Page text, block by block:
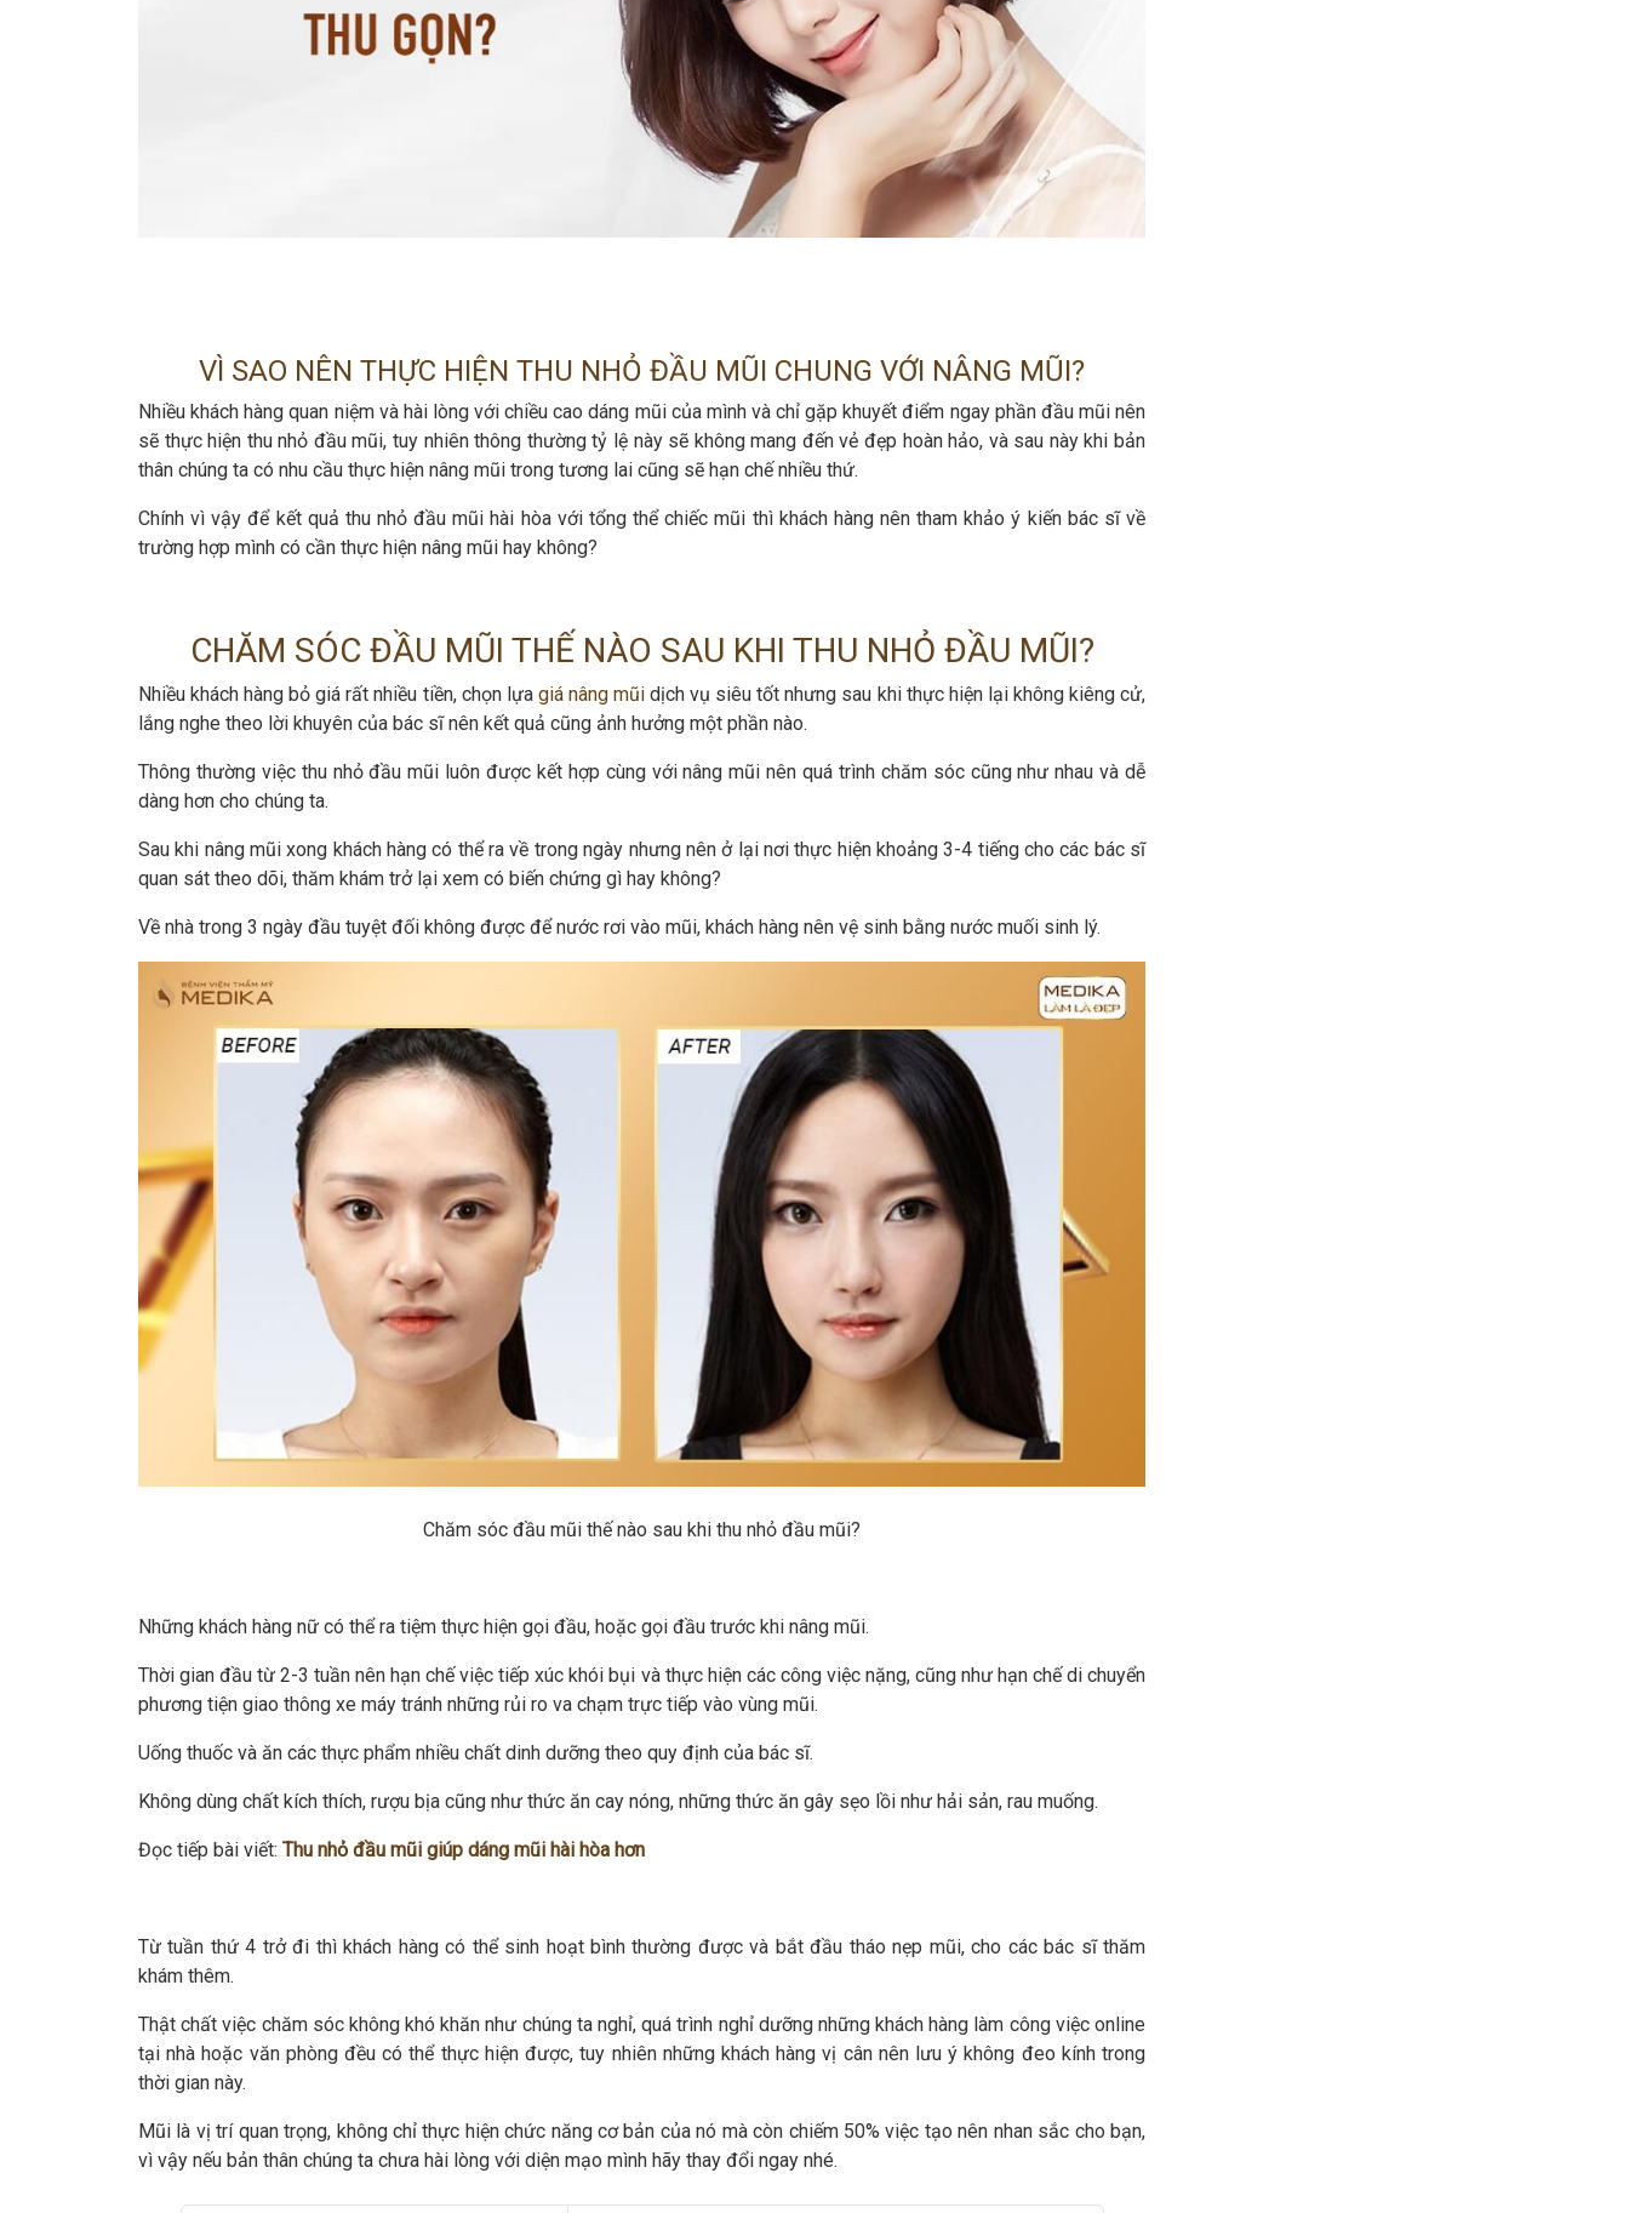
VÌ SAO NÊN THỰC HIỆN THU NHỎ ĐẦU MŨI CHUNG VỚI NÂNG MŨI?
Nhiều khách hàng quan niệm và hài lòng với chiều cao dáng mũi của mình và chỉ gặp khuyết điểm ngay phần đầu mũi nên
sẽ thực hiện thu nhỏ đầu mũi, tuy nhiên thông thường tỷ lệ này sẽ không mang đến vẻ đẹp hoàn hảo, và sau này khi bản
thân chúng ta có nhu cầu thực hiện nâng mũi trong tương lai cũng sẽ hạn chế nhiều thứ.
Chính vì vậy để kết quả thu nhỏ đầu mũi hài hòa với tổng thể chiếc mũi thì khách hàng nên tham khảo ý kiến bác sĩ về
trường hợp mình có cần thực hiện nâng mũi hay không?
CHĂM SÓC ĐẦU MŨI THẾ NÀO SAU KHI THU NHỎ ĐẦU MŨI?
Nhiều khách hàng bỏ giá rất nhiều tiền, chọn lựa giá nâng mũidịch vụ siêu tốt nhưng sau khi thực hiện lại không kiêng cử,
lắng nghe theo lời khuyên của bác sĩ nên kết quả cũng ảnh hưởng một phần nào.
Thông thường việc thu nhỏ đầu mũi luôn được kết hợp cùng với nâng mũi nên quá trình chăm sóc cũng như nhau và dễ
dàng hơn cho chúng ta.
Sau khi nâng mũi xong khách hàng có thể ra về trong ngày nhưng nên ở lại nơi thực hiện khoảng 3-4 tiếng cho các bác sĩ
quan sát theo dõi, thăm khám trở lại xem có biến chứng gì hay không?
Về nhà trong 3 ngày đầu tuyệt đối không được để nước rơi vào mũi, khách hàng nên vệ sinh bằng nước muối sinh lý.
Chăm sóc đầu mũi thế nào sau khi thu nhỏ đầu mũi?
Những khách hàng nữ có thể ra tiệm thực hiện gọi đầu, hoặc gọi đầu trước khi nâng mũi.
Thời gian đầu từ 2-3 tuần nên hạn chế việc tiếp xúc khói bụi và thực hiện các công việc nặng, cũng như hạn chế di chuyển
phương tiện giao thông xe máy tránh những rủi ro va chạm trực tiếp vào vùng mũi.
Uống thuốc và ăn các thực phẩm nhiều chất dinh dưỡng theo quy định của bác sĩ.
Không dùng chất kích thích, rượu bịa cũng như thức ăn cay nóng, những thức ăn gây sẹo lồi như hải sản, rau muống.
Đọc tiếp bài viết: Thu nhỏ đầu mũi giúp dáng mũi hài hòa hơn
Từ tuần thứ 4 trở đi thì khách hàng có thể sinh hoạt bình thường được và bắt đầu tháo nẹp mũi, cho các bác sĩ thăm
khám thêm.
Thật chất việc chăm sóc không khó khăn như chúng ta nghỉ, quá trình nghỉ dưỡng những khách hàng làm công việc online
tại nhà hoặc văn phòng đều có thể thực hiện được, tuy nhiên những khách hàng vị cân nên lưu ý không đeo kính trong
thời gian này.
Mũi là vị trí quan trọng, không chỉ thực hiện chức năng cơ bản của nó mà còn chiếm 50% việc tạo nên nhan sắc cho bạn,
vì vậy nếu bản thân chúng ta chưa hài lòng với diện mạo mình hãy thay đổi ngay nhé.